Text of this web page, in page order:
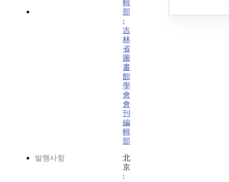
輯
部
;
吉
林
省
圖
書
館
學
會
會
刊
編
輯
部
발행사항
北
京
: